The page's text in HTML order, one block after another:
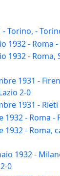
Torino, -
1932 - Roma
1932 - Roma,
1931 -
2-0
1931 - Rieti
1932 - Roma -
1932 - Roma,
1932 -
0